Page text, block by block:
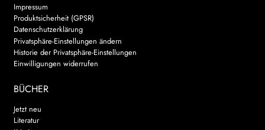
Impressum
Produktsicherheit (GPSR)
Datenschutzerklärung
Privatsphäre-Einstellungen ändern
Historie der Privatsphäre-Einstellungen
Einwilligungen widerrufen
BÜCHER
Jetzt neu
Literatur